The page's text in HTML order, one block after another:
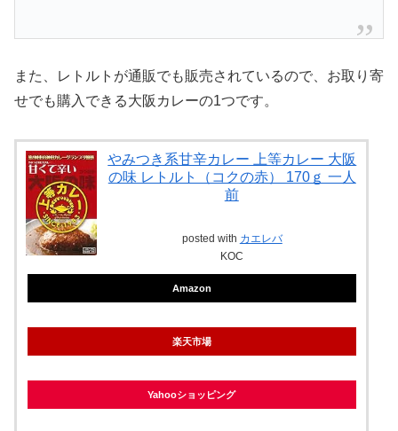
また、レトルトが通販でも販売されているので、お取り寄
せでも購入できる大阪カレーの1つです。
やみつき系甘辛カレー 上等カレー 大阪
の味 レトルト（コクの赤） 170ｇ 一人
前
posted with カエレバ
KOC
Amazon
楽天市場
Yahooショッピング